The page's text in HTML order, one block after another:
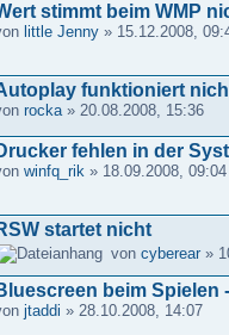
stimmt beim WMP
little Jenny» 15.12.2008,
funktioniert
rocka» 20.08.2008, 15:36
fehlen in der
winfq_rik» 18.09.2008, 09:04
startet nicht
von cyberear»
beim Spielen
jtaddi » 28.10.2008, 14:07